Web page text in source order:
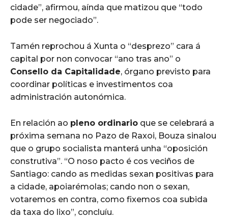
cidade”, afirmou, aínda que matizou que “todo
pode ser negociado”.
Tamén reprochou á Xunta o “desprezo” cara á
capital por non convocar “ano tras ano” o
Consello da Capitalidade, órgano previsto para
coordinar políticas e investimentos coa
administración autonómica.
En relación ao pleno ordinario que se celebrará a
próxima semana no Pazo de Raxoi, Bouza sinalou
que o grupo socialista manterá unha “oposición
construtiva”. “O noso pacto é cos veciños de
Santiago: cando as medidas sexan positivas para
a cidade, apoiarémolas; cando non o sexan,
votaremos en contra, como fixemos coa subida
da taxa do lixo”, concluíu.